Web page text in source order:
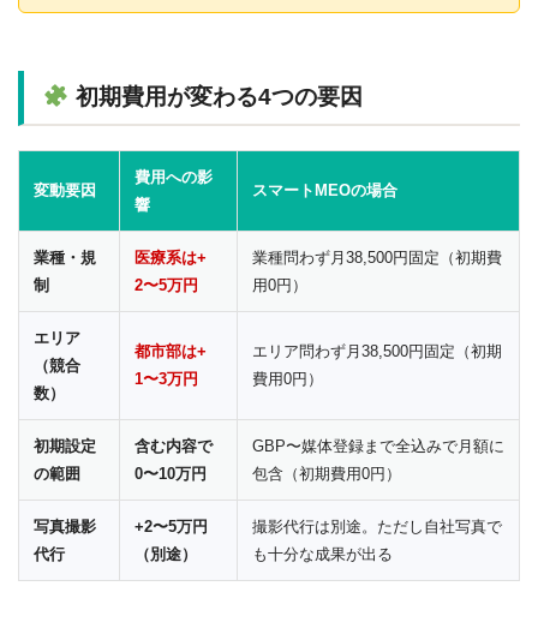
初期費用が変わる4つの要因
変動要因
費用への影
響
スマートMEOの場合
業種・規
制
医療系は+
2〜5万円
業種問わず月38,500円固定（初期費
用0円）
エリア
（競合
数）
都市部は+
1〜3万円
エリア問わず月38,500円固定（初期
費用0円）
初期設定
の範囲
含む内容で
0〜10万円
GBP〜媒体登録まで全込みで月額に
包含（初期費用0円）
写真撮影
代行
+2〜5万円
（別途）
撮影代行は別途。ただし自社写真で
も十分な成果が出る